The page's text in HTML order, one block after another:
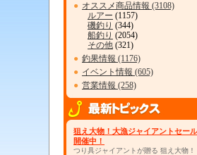
● オススメ商品情報 (3108)
ルアー (1157)
磯釣り (344)
船釣り (2054)
その他 (321)
● 釣果情報 (1176)
● イベント情報 (605)
● 営業情報 (258)
狙え大物！大漁ジャイアントセール
開催中！
つり具ジャイアントが贈る 狙え大物！